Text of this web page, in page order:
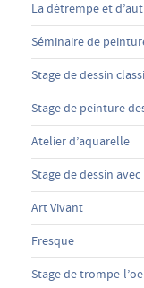
La détrempe et
Séminaire de
Stage de dessin
Stage de peinture
Atelier d’aquarelle
Stage de dessin
Art Vivant
Fresque
Stage de trompe-